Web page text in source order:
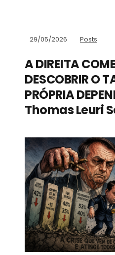
29/05/2026 Posts
A DIREITA
DESCOBRIR O
PRÓPRIA
Thomas Leuri